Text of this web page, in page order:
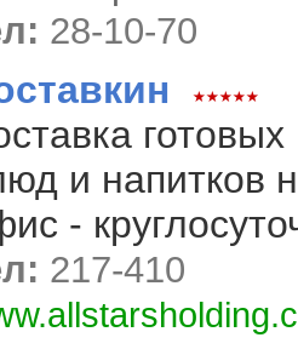
28-10-70
и напитков
-
217-410